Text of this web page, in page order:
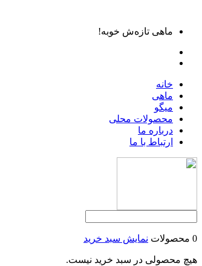
ماهی تازه‌ش خوبه!
خانه
ماهی
میگو
محصولات محلی
درباره ما
ارتباط با ما
0 محصولات نمایش سبد خرید
هیچ محصولی در سبد خرید نیست.